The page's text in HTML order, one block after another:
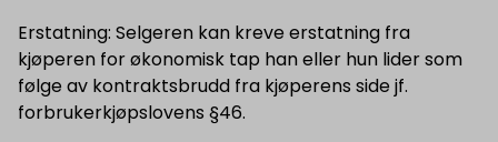
Erstatning: Selgeren kan kreve erstatning fra
kjøperen for økonomisk tap han eller hun lider som
følge av kontraktsbrudd fra kjøperens side jf.
forbrukerkjøpslovens §46.